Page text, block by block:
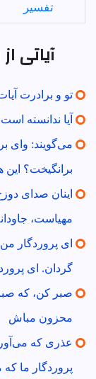
تفسير
آیاتی
تو و برادرت
آيا ندانسته
مى‌گويند: واى
برانگيخت؟
اينان صداى
مهياست،
اى پروردگار
گردان. اى
صبر كن، كه
محزون مباش
عذرى كه
پروردگار ما كه